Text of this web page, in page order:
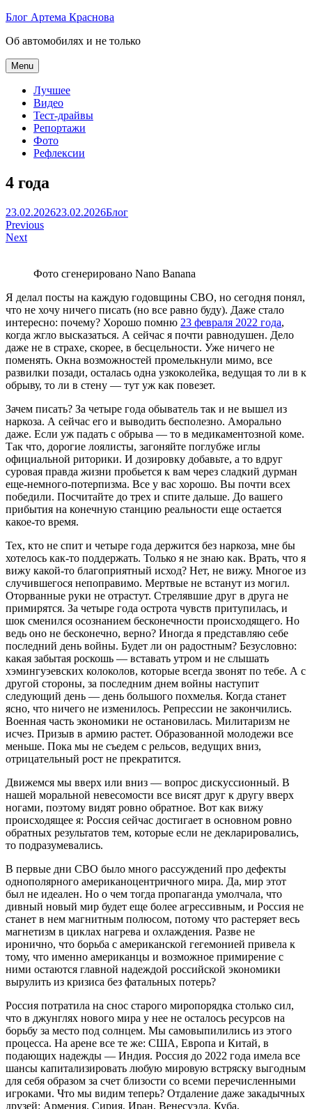
Skip
content
Блог Артема Краснова
Об автомобилях и не только
Menu
Лучшее
Видео
Тест-драйвы
Репортажи
Фото
Рефлексии
4 года
Артем
Краснов
23.02.202623.02.2026Блог
Навигация
по
Previous
Next
Фото сгенерировано Nano Banana
Я делал посты на каждую годовщины СВО, но сегодня понял,
что не хочу ничего писать (но все равно буду). Даже стало
интересно: почему? Хорошо помню 23 февраля 2022 года,
когда жгло высказаться. А сейчас я почти равнодушен. Дело
даже не в страхе, скорее, в бесцельности. Уже ничего не
поменять. Окна возможностей промелькнули мимо, все
развилки позади, осталась одна узкоколейка, ведущая то ли в к
обрыву, то ли в стену — тут уж как повезет.
Зачем писать? За четыре года обыватель так и не вышел из
наркоза. А сейчас его и выводить бесполезно. Аморально
даже. Если уж падать с обрыва — то в медикаментозной коме.
Так что, дорогие лоялисты, загоняйте поглубже иглы
официальной риторики. И дозировку добавьте, а то вдруг
суровая правда жизни пробьется к вам через сладкий дурман
еще-немного-потерпизма. Все у вас хорошо. Вы почти всех
победили. Посчитайте до трех и спите дальше. До вашего
прибытия на конечную станцию реальности еще остается
какое-то время.
Тех, кто не спит и четыре года держится без наркоза, мне бы
хотелось как-то поддержать. Только я не знаю как. Врать, что я
вижу какой-то благоприятный исход? Нет, не вижу. Многое из
случившегося непоправимо. Мертвые не встанут из могил.
Оторванные руки не отрастут. Стрелявшие друг в друга не
примирятся. За четыре года острота чувств притупилась, и
шок сменился осознанием бесконечности происходящего. Но
ведь оно не бесконечно, верно? Иногда я представляю себе
последний день войны. Будет ли он радостным? Безусловно:
какая забытая роскошь — вставать утром и не слышать
хэмингуэевских колоколов, которые всегда звонят по тебе. А с
другой стороны, за последним днем войны наступит
следующий день — день большого похмелья. Когда станет
ясно, что ничего не изменилось. Репрессии не закончились.
Военная часть экономики не остановилась. Милитаризм не
исчез. Призыв в армию растет. Образованной молодежи все
меньше. Пока мы не съедем с рельсов, ведущих вниз,
отрицательный рост не прекратится.
Движемся мы вверх или вниз — вопрос дискуссионный. В
нашей моральной невесомости все висят друг к другу вверх
ногами, поэтому видят ровно обратное. Вот как вижу
происходящее я: Россия сейчас достигает в основном ровно
обратных результатов тем, которые если не декларировались,
то подразумевались.
В первые дни СВО было много рассуждений про дефекты
однополярного американоцентричного мира. Да, мир этот
был не идеален. Но о чем тогда пропаганда умолчала, что
дивный новый мир будет еще более агрессивным, и Россия не
станет в нем магнитным полюсом, потому что растеряет весь
магнетизм в циклах нагрева и охлаждения. Разве не
иронично, что борьба с американской гегемонией привела к
тому, что именно американцы и возможное примирение с
ними остаются главной надеждой российской экономики
вырулить из кризиса без фатальных потерь?
Россия потратила на снос старого миропорядка столько сил,
что в джунглях нового мира у нее не осталось ресурсов на
борьбу за место под солнцем. Мы самовыпилились из этого
процесса. На арене все те же: США, Европа и Китай, в
подающих надежды — Индия. Россия до 2022 года имела все
шансы капитализировать любую мировую встряску выгодным
для себя образом за счет близости со всеми перечисленными
игроками. Что мы видим теперь? Отдаление даже закадычных
друзей: Армения, Сирия, Иран, Венесуэла, Куба,